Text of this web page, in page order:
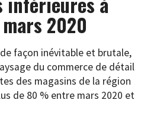
2020
façon inévitable et brutale,
du commerce de détail
des magasins de la région
de 80 % entre mars 2020 et